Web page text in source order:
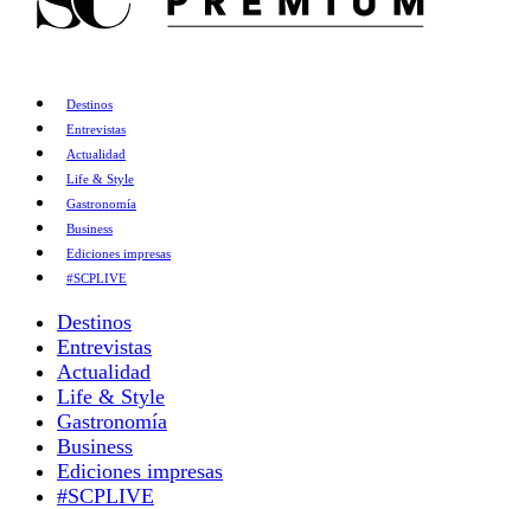
Destinos
Entrevistas
Actualidad
Life & Style
Gastronomía
Business
Ediciones impresas
#SCPLIVE
Destinos
Entrevistas
Actualidad
Life & Style
Gastronomía
Business
Ediciones impresas
#SCPLIVE